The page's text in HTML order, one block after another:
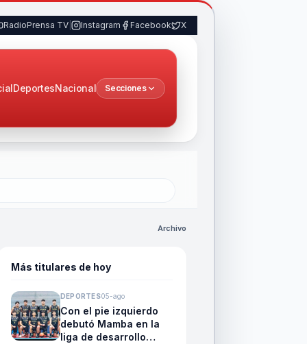
RadioPrensa TV Instagram Facebook X
DeportesNacional Secciones
Archivo
Más titulares de hoy
DEPORTES05-ago
Con el pie izquierdo
debutó Mamba en la
liga de desarrollo